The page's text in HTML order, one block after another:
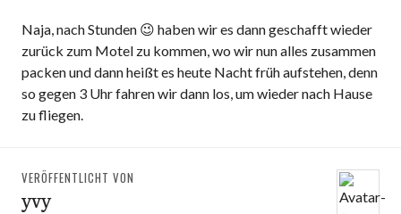
Naja, nach Stunden 😉 haben wir es dann geschafft wieder
zurück zum Motel zu kommen, wo wir nun alles zusammen
packen und dann heißt es heute Nacht früh aufstehen, denn
so gegen 3 Uhr fahren wir dann los, um wieder nach Hause
zu fliegen.
VERÖFFENTLICHT VON
yvy